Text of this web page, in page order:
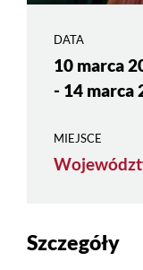
DATA
10 marca
- 14 marca
MIEJSCE
Szczegóły